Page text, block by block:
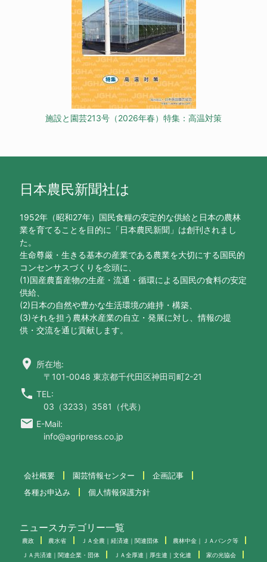
施設と園芸213号（2026年春）特集：高温対策
日本農民新聞社は
1952年（昭和27年）国民食糧の安定的な供給と日本の農林
業を育てることを目的に「日本農民新聞」は創刊されまし
た。
生命尊厳・生きる基本の産業である農業を大切にする国民的
コンセンサスづくりを念頭に、
(1)国産農畜産物の生産・流通・循環による国民の食料の安定
供給、
(2)日本の自然や豊かな生活環境の維持・構築、
(3)それを担う農林水産業の自立・発展に対し、情報の提
供・交流を通じ貢献します。
location_on 所在地:
〒101-0048 東京都千代田区神田司町2-21
call TEL:
03（3233）3581（代表）
email E-Mail:
info@agripress.co.jp
会社概要 園芸情報センター
企画記事
各種お申込み
個人情報保護方針
ニュースカテゴリー一覧
農政 農水省 ＪＡ全農｜経済連｜関連団体 農林中金｜ＪＡバンク等
ＪＡ共済連｜関連企業・団体 ＪＡ全厚連｜厚生連｜文化連 家の光協会